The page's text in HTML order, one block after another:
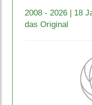
2008 - 2026 | 18
das Original